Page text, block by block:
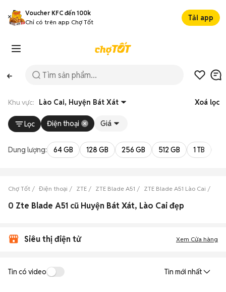
Voucher KFC đến 100k
Chỉ có trên app Chợ Tốt
Tải app
Khu vực: Lào Cai, Huyện Bát Xát Xoá lọc
Lọc Điện thoại Giá
Dung lượng: 64 GB 128 GB 256 GB 512 GB 1 TB
Chợ Tốt Điện thoại ZTE ZTE Blade A51 ZTE Blade A51 Lào Cai
0 Zte Blade A51 cũ Huyện Bát Xát, Lào Cai đẹp
Siêu thị điện tử Xem Cửa hàng
Tin có video Tin mới nhất